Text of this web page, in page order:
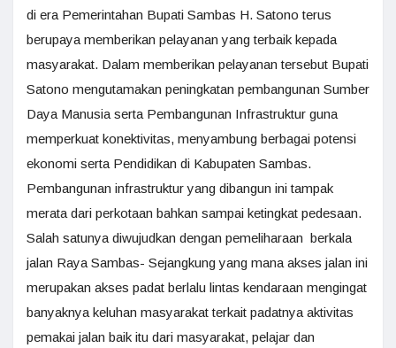
di era Pemerintahan Bupati Sambas H. Satono terus
berupaya memberikan pelayanan yang terbaik kepada
masyarakat. Dalam memberikan pelayanan tersebut Bupati
Satono mengutamakan peningkatan pembangunan Sumber
Daya Manusia serta Pembangunan Infrastruktur guna
memperkuat konektivitas, menyambung berbagai potensi
ekonomi serta Pendidikan di Kabupaten Sambas.
Pembangunan infrastruktur yang dibangun ini tampak
merata dari perkotaan bahkan sampai ketingkat pedesaan.
Salah satunya diwujudkan dengan pemeliharaan berkala
jalan Raya Sambas- Sejangkung yang mana akses jalan ini
merupakan akses padat berlalu lintas kendaraan mengingat
banyaknya keluhan masyarakat terkait padatnya aktivitas
pemakai jalan baik itu dari masyarakat, pelajar dan